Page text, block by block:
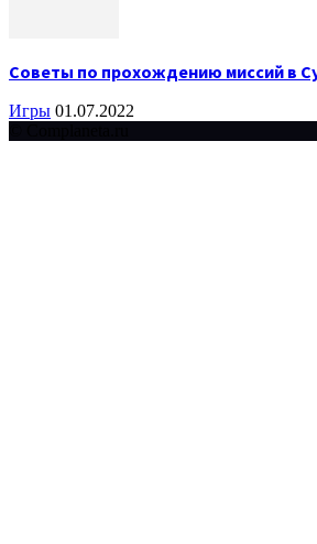
Советы по прохождению миссий в
Игры 01.07.2022